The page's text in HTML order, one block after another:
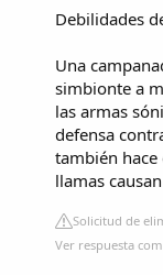
Debilidades
Una
simbionte a
las armas
defensa
también
llamas
Solicitud de
Ver respuesta